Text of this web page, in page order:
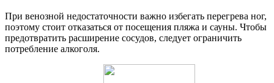
При венозной недостаточности важно избегать перегрева ног,
поэтому стоит отказаться от посещения пляжа и сауны. Чтобы
предотвратить расширение сосудов, следует ограничить
потребление алкоголя.